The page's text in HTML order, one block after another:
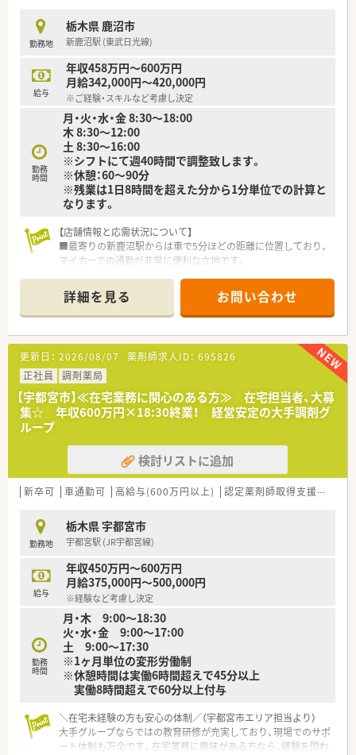
剤師としての対応力を幅広く高められます。
【法人特徴について】
■関東圏を中心に全国へ100店舗以上を展開しておりグループ
全体で着実な成長を続けている調剤薬局です。
■地域包括ケアの担い手として医療機関との連携基盤を構築し
患者様へ質の高い医療を提供しています。
■医療従事者同士の会話を重視し誰もが誇りを持って働ける理
想的な職場環境づくりに取り組んでいます。
【やりがい/おすすめポイント】
■責任あるポジションで店舗運営に携わることができ地域医療
に深く貢献できるやりがいを実感できます。
■多角的な事業を展開するグループの安定した基盤のもとで安
■個人の意思や意欲を尊重してくれる風土があり自分の理想と
する薬剤師像を形にしていくことができます。
勤務地
栃木県 鹿沼市
新鹿沼駅 (東武日光線)
給与
年収458万円～600万円
月給342,000円～420,000円
※ご経験・スキルなど考慮し決定
勤務
時間
月・火・水・金 8:30～18:00
木 8:30～12:00
土 8:30～16:00
※シフトにて週40時間で調整致します。
※休憩：60～90分
※残業は1日8時間を超えた分から1分単位での計算と
なります。
【店舗情報と応需状況について】
■最寄りの新鹿沼駅からは車で5分ほどの距離に位置しており、
マイカーでの通勤が非常に便利な立地です。
り、1日あたり約60枚を対応しています。
■薬剤師は常勤2名とパート複数名が在籍しており、人員体制が
整っているため無理なく業務を行えます。
【募集背景と求める人物像について】
■組織体制のさらなる強化を目的として定期採用を行っており、
長期的に活躍いただける方を歓迎しています。
■非常に活気あふれる職場環境であるため、スタッフ間のチーム
ワークを大切にできる方が求められています。
■小児科メインの対応となるため、お子様や保護者の方へ優しく
【法人特徴について】
■北関東エリアを中心に30店舗以上の薬局を展開しており、地
域医療に貢献し続けている安定した法人です。
フステージが変わっても安心して働けます。
■新卒の離職率が極めて低い水準を維持しており、定着率の高さ
が働きやすい職場環境を証明しています。
【求人情報について】
■経験やスキルを十分に考慮して決定されますが、年収550万円
から650万円の高待遇が期待できる求人です。
■年間休日は125日を軸に確保されており、仕事とプライベート
のメリハリをつけて働くことが可能です。
■住宅手当として上限50000円が支給されるなど、福利厚生面も
充実しており生活をしっかりとサポートします。
詳細を見る お問い合わせ
更新日： 2026/08/07 薬剤師求人ID： 695826
正社員
調剤薬局
【宇都宮市】≪在宅業務に関心のある方≫ 在宅担当者、大募
集☆ 年収600万円×18:30終業！ 経営安定の大手調剤グ
ループ
検討リストに追加
新卒可 車通勤可 高給与(600万円以上) 認定薬剤師取得支援あり
勤務地
栃木県 宇都宮市
宇都宮駅 (JR宇都宮線)
給与
年収450万円～600万円
月給375,000円～500,000円
※経験など考慮し決定
勤務
時間
月・木 9:00～18:30
火・水・金 9:00～17:00
土 9:00～17:30
※1ヶ月単位の変形労働制
※休憩時間は実働6時間超えで45分以上
実働8時間超えで60分以上付与
＼在宅未経験の方も安心の体制／（宇都宮市エリア担当より）
大手グループならではの教育研修が充実しており、現場でのサポ
ート体制も万全です。在宅業務に興味がある方なら、経験を問わ